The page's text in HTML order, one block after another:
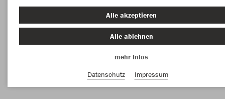
Herzlich Willkommen beim Fußball Team-Shop
des TSV Solln.
Farbe
Alle akzeptieren
Alle ablehnen
mehr Infos
Datenschutz
Impressum